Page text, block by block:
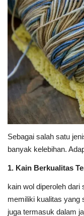
Sebagai salah satu
banyak kelebihan.
1. Kain Berkualitas
kain wol diperoleh dari
memiliki kualitas yang
juga termasuk dalam